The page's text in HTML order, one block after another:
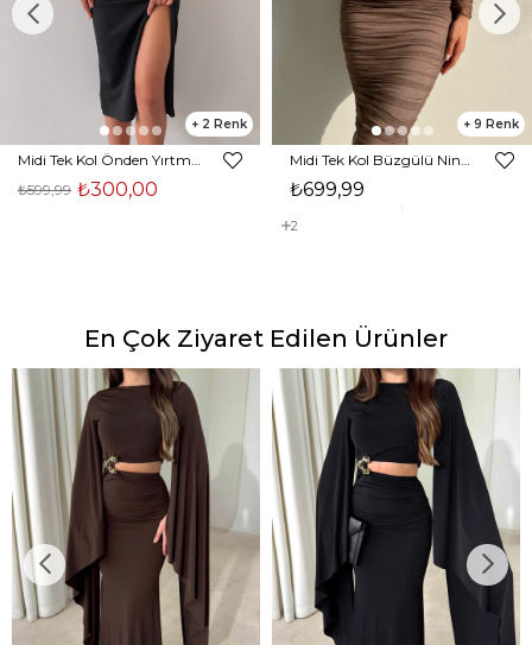
2
₺300,00
₺599,99
9
₺699,99
2
En Çok Ziyaret Edilen Ürünler